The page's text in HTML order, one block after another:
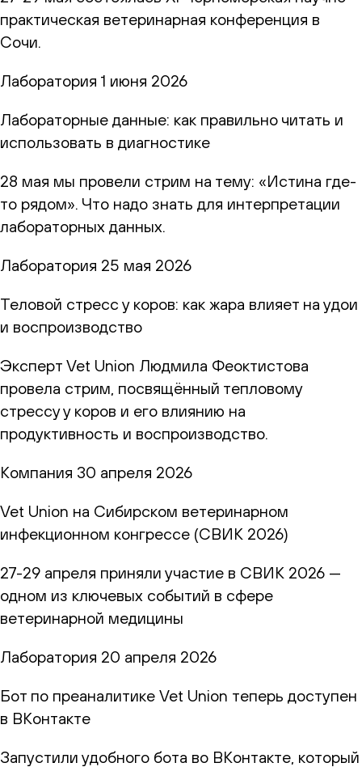
практическая ветеринарная конференция в
Сочи.
Лаборатория 1 июня 2026
Лабораторные данные: как правильно читать и
использовать в диагностике
28 мая мы провели стрим на тему: «Истина где-
то рядом». Что надо знать для интерпретации
лабораторных данных.
Лаборатория 25 мая 2026
Теловой стресс у коров: как жара влияет на удои
и воспроизводство
Эксперт Vet Union Людмила Феоктистова
провела стрим, посвящённый тепловому
стрессу у коров и его влиянию на
продуктивность и воспроизводство.
Компания 30 апреля 2026
Vet Union на Сибирском ветеринарном
инфекционном конгрессе (СВИК 2026)
27-29 апреля приняли участие в СВИК 2026 —
одном из ключевых событий в сфере
ветеринарной медицины
Лаборатория 20 апреля 2026
Бот по преаналитике Vet Union теперь доступен
в ВКонтакте
Запустили удобного бота во ВКонтакте, который